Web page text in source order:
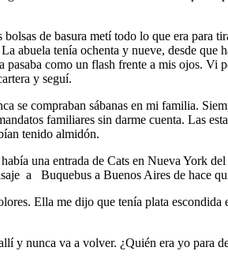
de basura metí todo lo que era para
abuela tenía ochenta y nueve, desde que
como un flash frente a mis ojos. Vi
y seguí.
se compraban sábanas en mi familia.
familiares sin darme cuenta. Las
tenido almidón.
una entrada de Cats en Nueva York
a Buquebus a Buenos Aires de hace
Ella me dijo que tenía plata escondida
y nunca va a volver. ¿Quién era yo para